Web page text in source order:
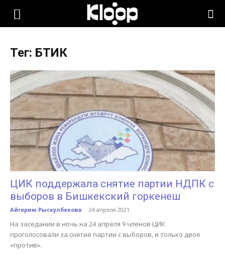
KLOOP.KG
Новости
Кыргызстана
Тег: БТИК
ЦИК поддержала снятие партии НДПК с
выборов в Бишкекский горкенеш
Айгерим Рыскулбекова - 24 апреля 2021
На заседании в ночь на 24 апреля 9 членов ЦИК
проголосовали за снятие партии с выборов, и только двое
«против».